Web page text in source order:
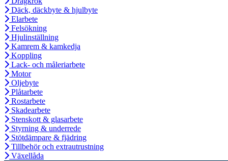
Däck, däckbyte & hjulbyte
Elarbete
Felsökning
Hjulinställning
Kamrem & kamkedja
Koppling
Lack- och måleriarbete
Motor
Oljebyte
Plåtarbete
Rostarbete
Skadearbete
Stenskott & glasarbete
Styrning & underrede
Stötdämpare & fjädring
Tillbehör och extrautrustning
Växellåda